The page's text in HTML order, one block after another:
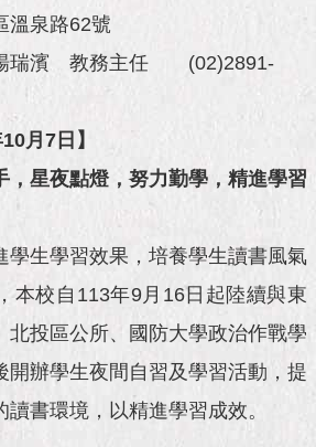
溫泉路62號
楊瑞濱 教務主任 (02)2891-
月7日】
，星夜點燈，努力勤學，精進學習
學生學習效果，培養學生讀書風氣
本校自113年9月16日起陸續與東
北投區公所、國防大學政治作戰學
開辦學生夜間自習及學習活動，提
書環境，以精進學習成效。